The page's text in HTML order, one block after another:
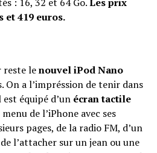
et 419 euros.
reste lenouvel iPod Nano
On a l’impréssion de tenir dans
équipé d’un écran tactile
de l’iPhone avec ses
pages, de la radio FM, d’un
l’attacher sur un jean ou une